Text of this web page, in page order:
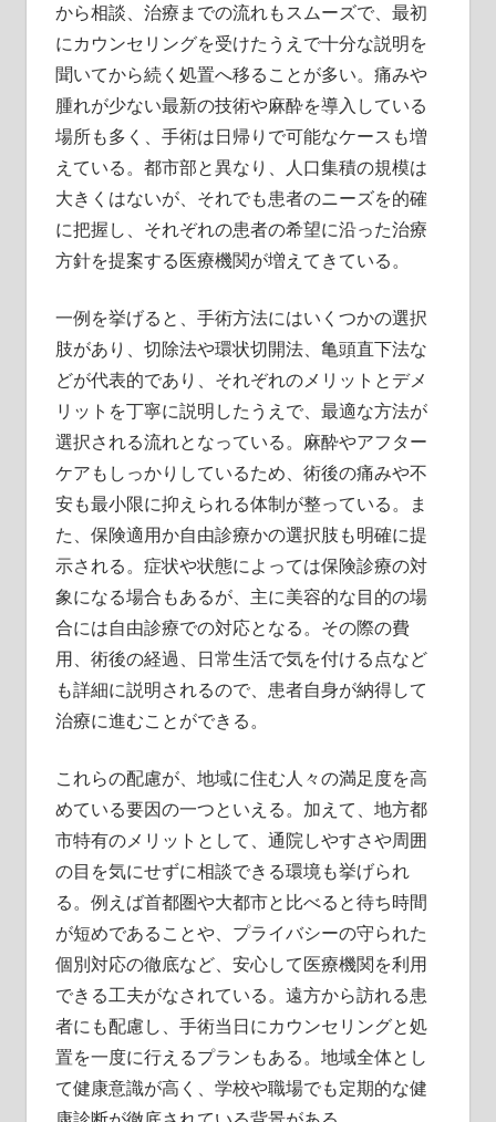
から相談、治療までの流れもスムーズで、最初
にカウンセリングを受けたうえで十分な説明を
聞いてから続く処置へ移ることが多い。痛みや
腫れが少ない最新の技術や麻酔を導入している
場所も多く、手術は日帰りで可能なケースも増
えている。都市部と異なり、人口集積の規模は
大きくはないが、それでも患者のニーズを的確
に把握し、それぞれの患者の希望に沿った治療
方針を提案する医療機関が増えてきている。
一例を挙げると、手術方法にはいくつかの選択
肢があり、切除法や環状切開法、亀頭直下法な
どが代表的であり、それぞれのメリットとデメ
リットを丁寧に説明したうえで、最適な方法が
選択される流れとなっている。麻酔やアフター
ケアもしっかりしているため、術後の痛みや不
安も最小限に抑えられる体制が整っている。ま
た、保険適用か自由診療かの選択肢も明確に提
示される。症状や状態によっては保険診療の対
象になる場合もあるが、主に美容的な目的の場
合には自由診療での対応となる。その際の費
用、術後の経過、日常生活で気を付ける点など
も詳細に説明されるので、患者自身が納得して
治療に進むことができる。
これらの配慮が、地域に住む人々の満足度を高
めている要因の一つといえる。加えて、地方都
市特有のメリットとして、通院しやすさや周囲
の目を気にせずに相談できる環境も挙げられ
る。例えば首都圏や大都市と比べると待ち時間
が短めであることや、プライバシーの守られた
個別対応の徹底など、安心して医療機関を利用
できる工夫がなされている。遠方から訪れる患
者にも配慮し、手術当日にカウンセリングと処
置を一度に行えるプランもある。地域全体とし
て健康意識が高く、学校や職場でも定期的な健